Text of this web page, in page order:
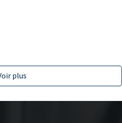
plus